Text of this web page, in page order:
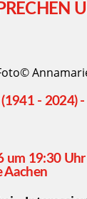
(1941 - 2024)
um 19:30
Aachen